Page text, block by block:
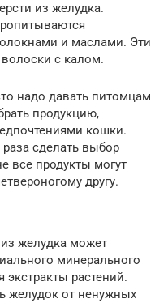
из желудка.
и маслами. Эти
с калом.
надо давать питомцам
продукцию,
кошки.
сделать выбор
все продукты могут
другу.
желудка может
минерального
растений.
желудок от ненужных